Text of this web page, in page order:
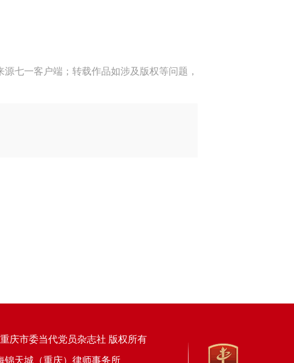
七一客户端；转载作品如涉及版权等问题，
庆市委当代党员杂志社 版权所有
锦天城（重庆）律师事务所